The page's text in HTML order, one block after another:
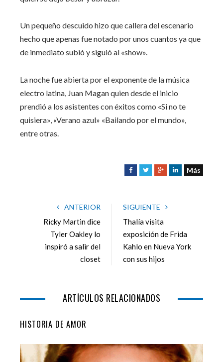
Un pequeño descuido hizo que callera del escenario
hecho que apenas fue notado por unos cuantos ya que
de inmediato subió y siguió al «show».
La noche fue abierta por el exponente de la música
electro latina, Juan Magan quien desde el inicio
prendió a los asistentes con éxitos como «Si no te
quisiera», «Verano azul» «Bailando por el mundo»,
entre otras.
F
e
o
o
k
T
t
e
r
G
g
e
+
L
I
n
Más
ANTERIOR
Ricky Martin dice
Tyler Oakley lo
inspiró a salir del
closet
SIGUIENTE
Thalía visita
exposición de Frida
Kahlo en Nueva York
con sus hijos
ARTÍCULOS RELACIONADOS
HISTORIA DE AMOR